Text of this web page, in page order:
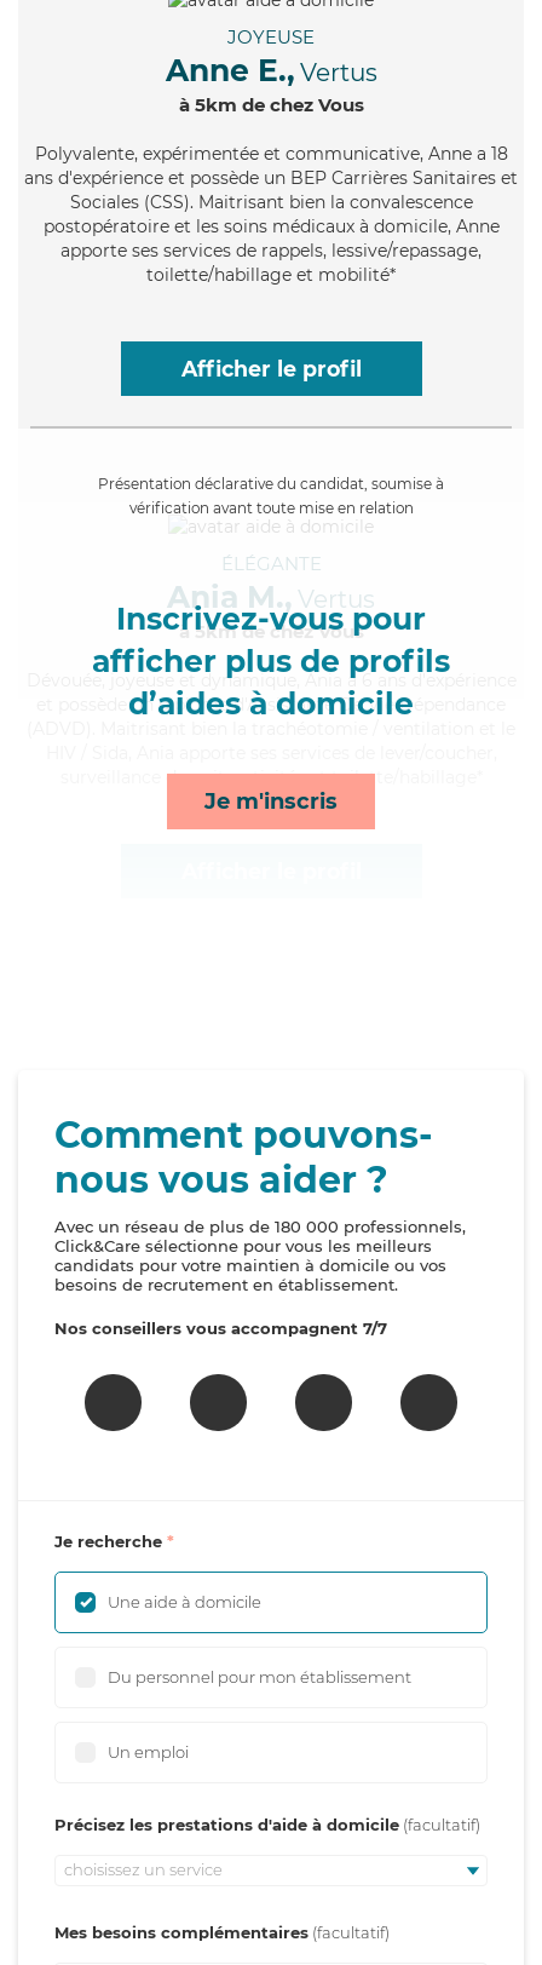
JOYEUSE
Anne E., Vertus
à 5km de chez Vous
Polyvalente, expérimentée et communicative, Anne a 18
ans d'expérience et possède un BEP Carrières Sanitaires et
Sociales (CSS). Maitrisant bien la convalescence
postopératoire et les soins médicaux à domicile, Anne
apporte ses services de rappels, lessive/repassage,
toilette/habillage et mobilité*
Afficher le profil
Présentation déclarative du candidat, soumise à
vérification avant toute mise en relation
Inscrivez-vous pour
afficher plus de profils
d’aides à domicile
Je m'inscris
ÉLÉGANTE
Ania M., Vertus
à 5km de chez Vous
, joyeuse et dynamique, Ania a 6 ans d'expérience
et possède un diplôme d'Assistante De Vie Dépendance
surveillance de nuit, activités et toilette/habillage*
Comment pouvons-
nous vous aider ?
Avec un réseau de plus de 180 000 professionnels,
Click&Care sélectionne pour vous les meilleurs
candidats pour votre maintien à domicile ou vos
besoins de recrutement en établissement.
Nos conseillers vous accompagnent 7/7
Je recherche
Une aide à domicile
Du personnel pour mon établissement
Un emploi
Précisez les prestations d'aide à domicile
choisissez un service
Mes besoins complémentaires